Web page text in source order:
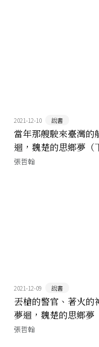
2021-12-10 說書
當年那艘駛來臺灣
迴，魏楚的思鄉夢（
張哲翰
2021-12-09 說書
丟槍的警官、著火
夢迴，魏楚的思鄉夢
張哲翰